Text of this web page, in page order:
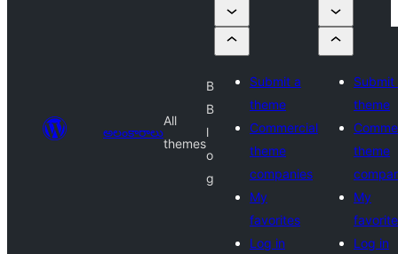
అలంకారాలు
All
themes
B
B
l
o
g
Submit a
theme
Commercial
theme
companies
My
favorites
Log in
Submit
theme
theme
My
Log in